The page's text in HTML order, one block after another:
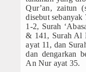
Struktur Yayasan
Sejarah Yayasan
Index Berita
Qur’an, zaitun
disebut
1-2, Surah
& 141, Surah Al
ayat 11, dan
dan dengarkan
An Nur ayat 35.